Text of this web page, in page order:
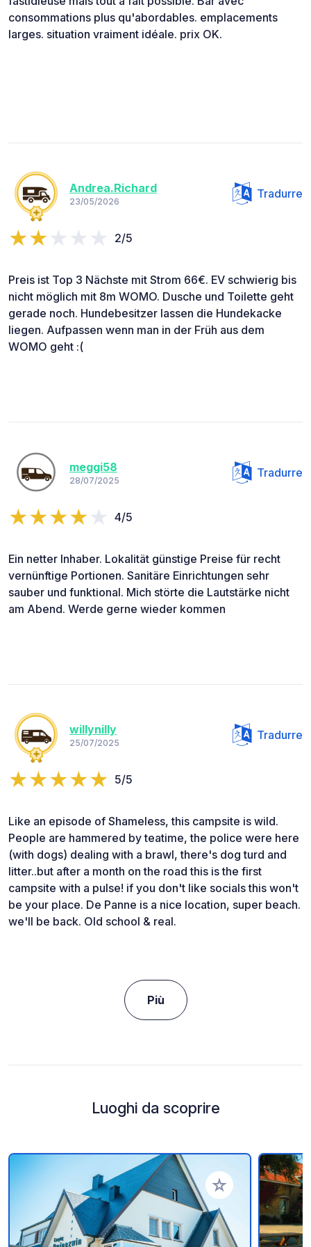
consommations plus qu'abordables. emplacements
larges. situation vraiment idéale. prix OK.
Andrea.Richard
23/05/2026
Tradurre
2/5
Preis ist Top 3 Nächste mit Strom 66€. EV schwierig bis
nicht möglich mit 8m WOMO. Dusche und Toilette geht
gerade noch. Hundebesitzer lassen die Hundekacke
liegen. Aufpassen wenn man in der Früh aus dem
WOMO geht :(
meggi58
28/07/2025
Tradurre
4/5
Ein netter Inhaber. Lokalität günstige Preise für recht
vernünftige Portionen. Sanitäre Einrichtungen sehr
sauber und funktional. Mich störte die Lautstärke nicht
am Abend. Werde gerne wieder kommen
willynilly
25/07/2025
Tradurre
5/5
Like an episode of Shameless, this campsite is wild.
People are hammered by teatime, the police were here
(with dogs) dealing with a brawl, there's dog turd and
litter..but after a month on the road this is the first
campsite with a pulse! if you don't like socials this won't
be your place. De Panne is a nice location, super beach.
we'll be back. Old school & real.
Più
Luoghi da scoprire
Aggiungi ai tuoi